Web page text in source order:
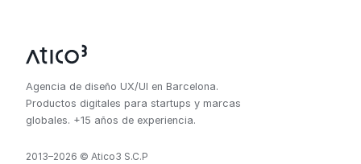
Agencia de diseño UX/UI en Barcelona.
Productos digitales para startups y marcas
globales. +15 años de experiencia.
2013–2026 © Atico3 S.C.P